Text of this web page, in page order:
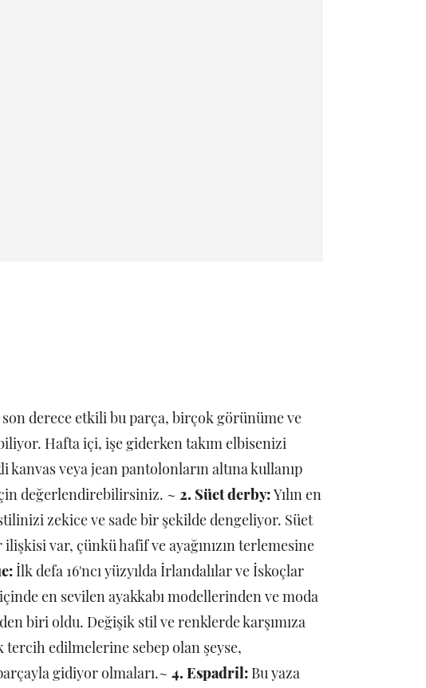
son derece etkili bu parça, birçok görünüme ve
Hafta içi, işe giderken takım elbisenizi
veya jean pantolonların altına kullanıp
için değerlendirebilirsiniz. ~ 2. Süet derby:Yılın en
zekice ve sade bir şekilde dengeliyor. Süet
ilişkisi var, çünkü hafif ve ayağınızın terlemesine
İlk defa 16'ncı yüzyılda İrlandalılar ve İskoçlar
en sevilen ayakkabı modellerinden ve moda
biri oldu. Değişik stil ve renklerde karşımıza
tercih edilmelerine sebep olan şeyse,
gidiyor olmaları.~ 4. Espadril: Bu yaza